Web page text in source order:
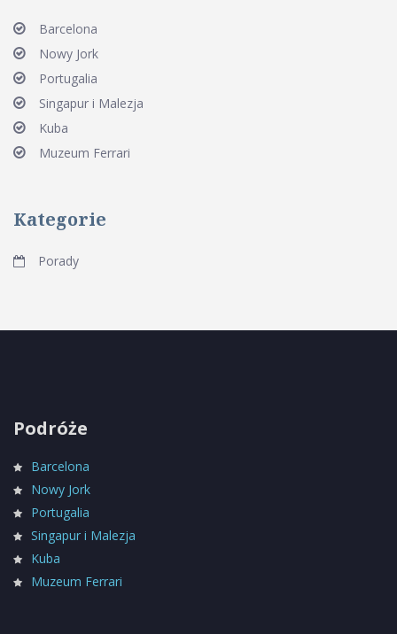
Barcelona
Nowy Jork
Portugalia
Singapur i Malezja
Kuba
Muzeum Ferrari
Kategorie
Porady
Podróże
Barcelona
Nowy Jork
Portugalia
Singapur i Malezja
Kuba
Muzeum Ferrari